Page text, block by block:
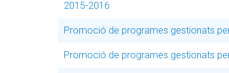
2015-2016
Promoció de programes gestionats
Promoció de programes gestionats